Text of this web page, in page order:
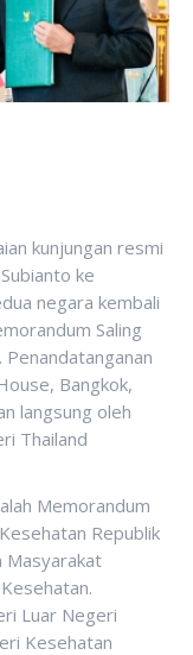
kunjungan resmi
ke
negara kembali
Saling
Bangkok,
langsung oleh
Thailand
Memorandum
Republik
Masyarakat
Luar Negeri
Kesehatan